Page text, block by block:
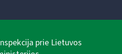
prie Lietuvos